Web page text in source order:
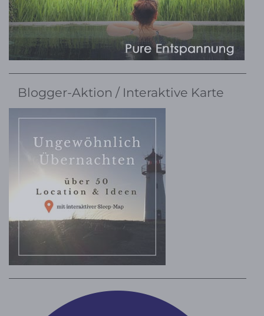
Blogger-Aktion / Interaktive Karte